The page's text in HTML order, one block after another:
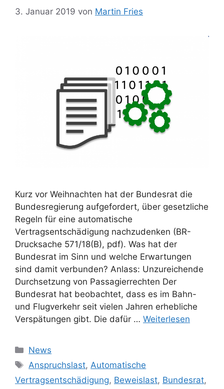
3. Januar 2019 von Martin Fries
Kurz vor Weihnachten hat der Bundesrat die
Bundesregierung aufgefordert, über gesetzliche
Regeln für eine automatische
Vertragsentschädigung nachzudenken (BR-
Drucksache 571/18(B), pdf). Was hat der
Bundesrat im Sinn und welche Erwartungen
sind damit verbunden? Anlass: Unzureichende
Durchsetzung von Passagierrechten Der
Bundesrat hat beobachtet, dass es im Bahn-
und Flugverkehr seit vielen Jahren erhebliche
Verspätungen gibt. Die dafür … Weiterlesen
Kategorien
News
Schlagwörter
Anspruchslast, Automatische
Vertragsentschädigung, Beweislast, Bundesrat,